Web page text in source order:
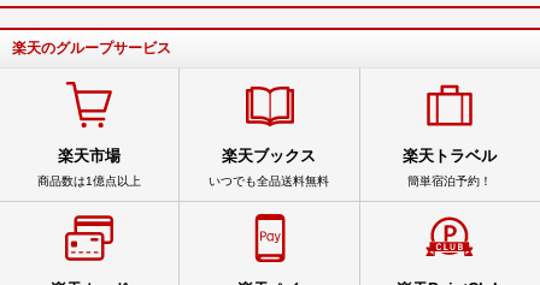
楽天のグループサービス
楽天市場
商品数は1億点以上
楽天ブックス
いつでも全品送料無料
楽天トラベル
簡単宿泊予約！